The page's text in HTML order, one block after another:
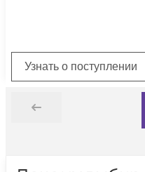
Узнать о поступлении
Назад